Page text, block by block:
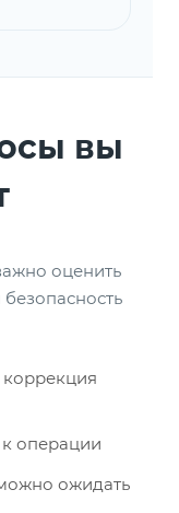
вы
оценить
операции
ожидать